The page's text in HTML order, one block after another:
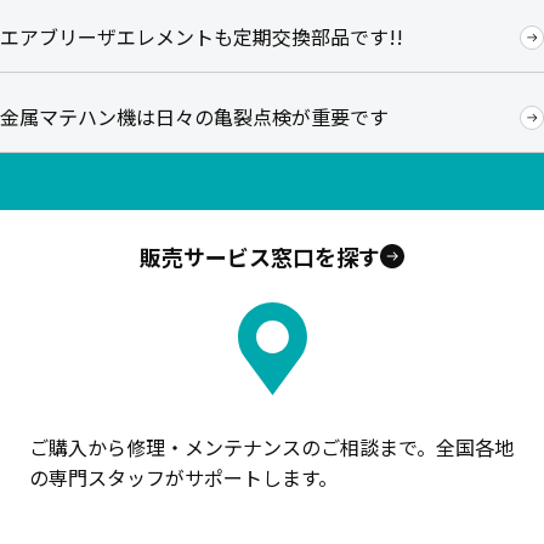
エアブリーザエレメントも定期交換部品です!!
金属マテハン機は日々の亀裂点検が重要です
販売サービス窓口を探す
ご購入から修理・メンテナンスのご相談まで。全国各地
の専門スタッフがサポートします。